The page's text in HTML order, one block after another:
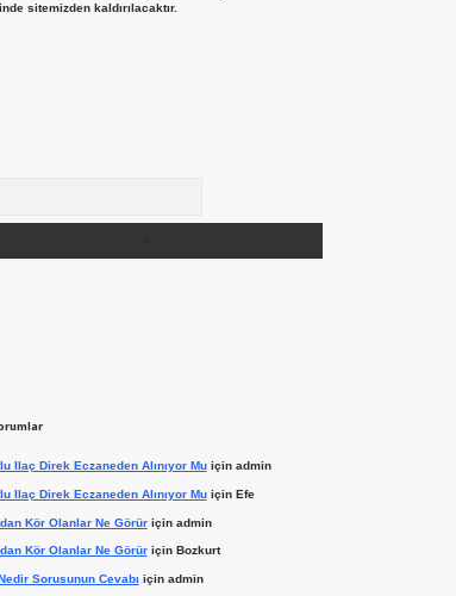
sitemizden kaldırılacaktır.
Ilaç Direk Eczaneden Alınıyor Muiçin admin
Ilaç Direk Eczaneden Alınıyor Muiçin Efe
Kör Olanlar Ne Görüriçin admin
Kör Olanlar Ne Görüriçin Bozkurt
Sorusunun Cevabı için admin